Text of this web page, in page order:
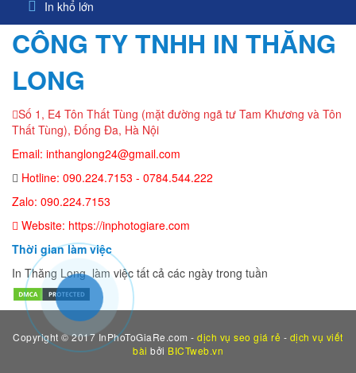
In khổ lớn
CÔNG TY TNHH IN THĂNG
LONG
Số 1, E4 Tôn Thất Tùng (mặt đường ngã tư Tam Khương và Tôn
Thất Tùng), Đống Đa, Hà Nội
Email: inthanglong24@gmail.com
Hotline: 090.224.7153 - 0784.544.222
Zalo: 090.224.7153
Website: https://inphotogiare.com
Thời gian làm việc
In Thăng Long làm việc tất cả các ngày trong tuần
Copyright © 2017 InPhoToGiaRe.com -dịch vụ seo giá rẻ - dịch vụ viết
bài bởi BICTweb.vn